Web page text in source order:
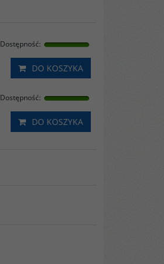
Dostępność:
DO KOSZYKA
Dostępność:
DO KOSZYKA